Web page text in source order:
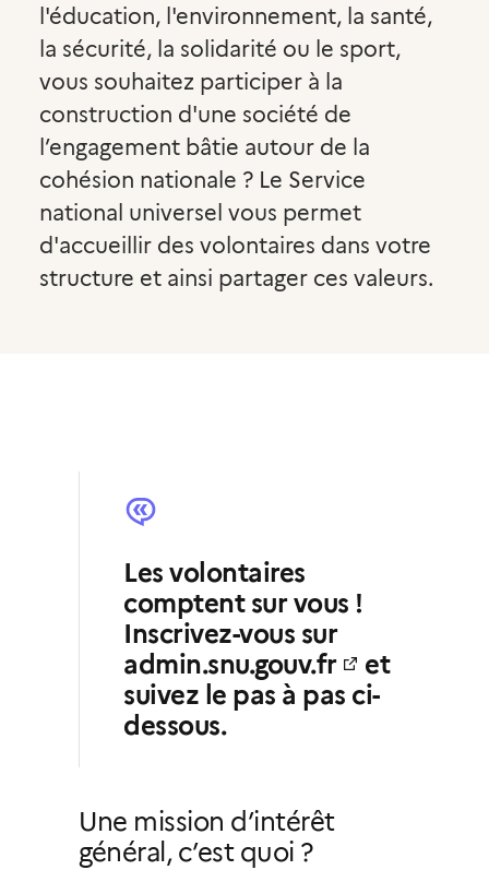
l'éducation, l'environnement, la santé,
la sécurité, la solidarité ou le sport,
vous souhaitez participer à la
construction d'une société de
l’engagement bâtie autour de la
cohésion nationale ? Le Service
national universel vous permet
d'accueillir des volontaires dans votre
structure et ainsi partager ces valeurs.
Les volontaires
comptent sur vous !
Inscrivez-vous sur
admin.snu.gouv.fr
et
suivez le pas à pas ci-
dessous.
Une mission d’intérêt
général, c’est quoi ?